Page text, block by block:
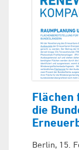
Flächen
die
Berlin, 15.